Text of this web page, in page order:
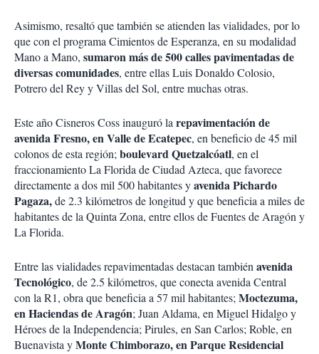
Asimismo, resaltó que también se atienden las vialidades, por lo
que con el programa Cimientos de Esperanza, en su modalidad
Mano a Mano, sumaron más de 500 calles pavimentadas de
diversas comunidades, entre ellas Luis Donaldo Colosio,
Potrero del Rey y Villas del Sol, entre muchas otras.
Este año Cisneros Coss inauguró larepavimentación de
avenida Fresno, en Valle de Ecatepec, en beneficio de 45 mil
colonos de esta región;boulevard Quetzalcóatl, en el
fraccionamiento La Florida de Ciudad Azteca, que favorece
directamente a dos mil 500 habitantes yavenida Pichardo
Pagaza,de 2.3 kilómetros de longitud y que beneficia a miles de
habitantes de la Quinta Zona, entre ellos de Fuentes de Aragón y
La Florida.
Entre las vialidades repavimentadas destacan tambiénavenida
Tecnológico, de 2.5 kilómetros, que conecta avenida Central
con la R1, obra que beneficia a 57 mil habitantes;Moctezuma,
en Haciendas de Aragón; Juan Aldama, en Miguel Hidalgo y
Héroes de la Independencia; Pirules, en San Carlos; Roble, en
Buenavista yMonte Chimborazo, en Parque Residencial